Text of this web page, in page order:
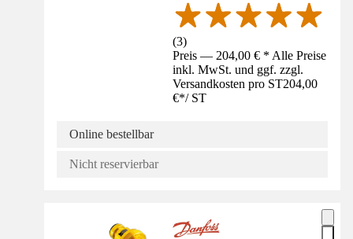
(3)
Preis — 204,00 € * Alle Preise
inkl. MwSt. und ggf. zzgl.
Versandkosten pro ST204,00
€*/ ST
Online bestellbar
Nicht reservierbar